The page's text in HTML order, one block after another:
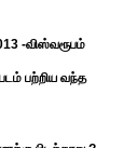
-விஸ்வரூபம்
பற்றிய வந்த